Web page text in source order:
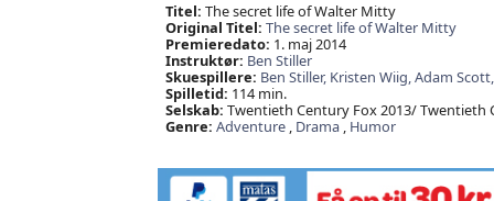
Titel: The secret life of Walter Mitty
Original Titel: The secret life of Walter Mitty
Premieredato: 1. maj 2014
Instruktør: Ben Stiller
Skuespillere: Ben Stiller, Kristen Wiig,Adam
Spilletid: 114 min.
Selskab: Twentieth Century Fox 2013/
Genre: Adventure, Drama, Humor